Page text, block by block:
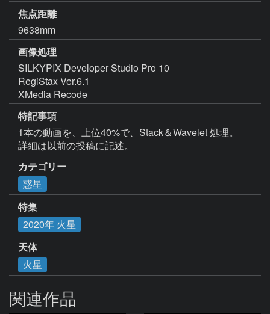
焦点距離
9638mm
画像処理
SILKYPIX Developer Studio Pro 10
RegiStax Ver.6.1
XMedia Recode
特記事項
1本の動画を、上位40%で、Stack＆Wavelet 処理。
詳細は以前の投稿に記述。
カテゴリー
惑星
特集
2020年 火星
天体
火星
関連作品